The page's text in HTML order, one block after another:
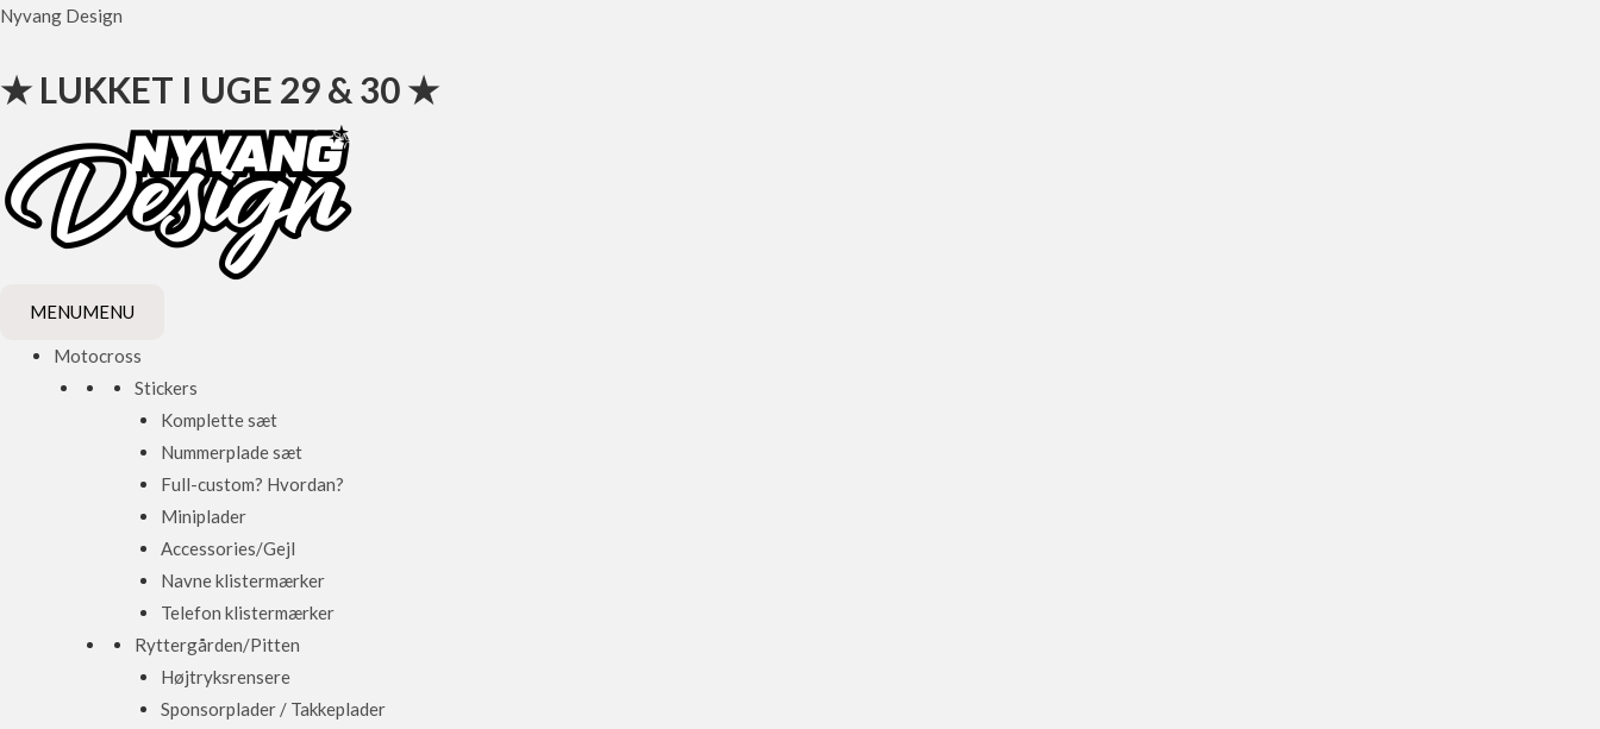
Gå
indholdet
Nyvang Design
★ LUKKET I UGE 29 & 30 ★
MENUMENU
Motocross
Stickers
Komplette sæt
Nummerplade sæt
Full-custom? Hvordan?
Miniplader
Accessories/Gejl
Navne klistermærker
Telefon klistermærker
Ryttergården/Pitten
Højtryksrensere
Sponsorplader / Takkeplader